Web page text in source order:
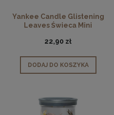
Yankee Candle Glistening
Leaves Świeca Mini
22,90 zł
DODAJ DO KOSZYKA